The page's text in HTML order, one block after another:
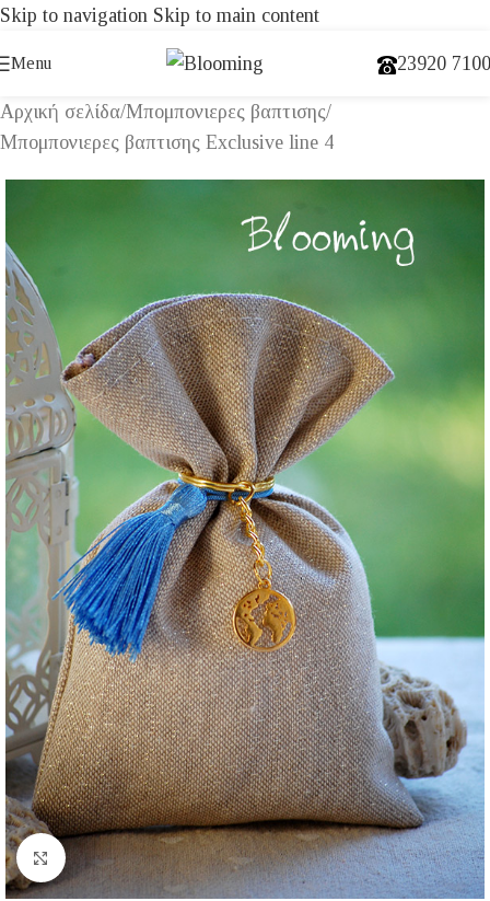
Skip to navigation Skip to main content
Menu 23920
Αρχική σελίδα/Μπομπονιερες βαπτισης/
Μπομπονιερες βαπτισης Exclusive line 4
Click to enlarge